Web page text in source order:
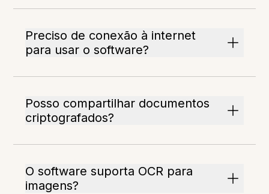
Preciso de conexão à internet
para usar o software?
Posso compartilhar documentos
criptografados?
O software suporta OCR para
imagens?